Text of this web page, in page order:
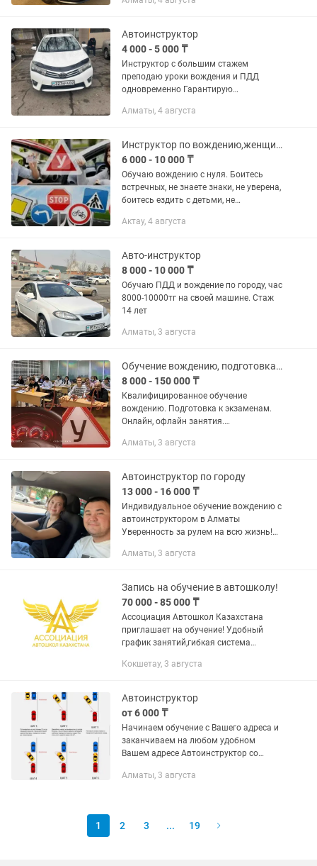
педалью. Опыт работы 7 лет
Автоинструктор
4 000 - 5 000 ₸
Инструктор с большим стажем
преподаю уроки вождения и ПДД
одновременно Гарантирую
время По городу и подготовка к
академ часа Один...
Алматы, 4 августа
Инструктор по вождению,женщина обучаю на русском языке (механика, автомат)
6 000 - 10 000 ₸
Обучаю вождению с нуля. Боитесь
встречных, не знаете знаки, не уверена,
боитесь ездить с детьми, не
Актау, 4 августа
Авто-инструктор
8 000 - 10 000 ₸
Обучаю ПДД и вождение по городу, час
8000-10000тг на своей машине. Стаж
14 лет
Алматы, 3 августа
Обучение вождению, подготовка к экзамену для дальнейшей сдачи экзамена
8 000 - 150 000 ₸
Квалифицированное обучение
вождению. Подготовка к экзаменам.
Онлайн, офлайн занятия.
Вождение на спец. Автодроме
Алматы, 3 августа
Автоинструктор по городу
13 000 - 16 000 ₸
Индивидуальное обучение вождению с
автоинструктором в Алматы
Уверенность за рулем на всю жизнь!
легко интересно и быстро!
спокойные и...
Алматы, 3 августа
Запись на обучение в автошколу!
70 000 - 85 000 ₸
Ассоциация Автошкол Казахстана
приглашает на обучение! Удобный
график занятий,гибкая система
преподаватели,сертификат после
Кокшетау, 3 августа
Автоинструктор
от 6 000 ₸
Начинаем обучение с Вашего адреса и
заканчиваем на любом удобном
Вашем адресе Автоинструктор со
навыки вождения Обучаю вождению с
Алматы, 3 августа
1 2 3 ... 19